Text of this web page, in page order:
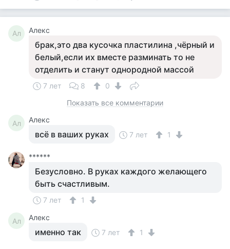
Ал Алекс
брак,это два кусочка пластилина ,чёрный и
белый,если их вместе разминать то не
отделить и станут однородной массой
7 лет 8
0
Показать все комментарии
Ал Алекс
всё в ваших руках 7 лет 1
******
Безусловно. В руках каждого желающего
быть счастливым.
7 лет 1
Ал Алекс
именно так 7 лет 1